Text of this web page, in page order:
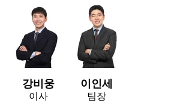
강비웅
이사
이인세
팀장